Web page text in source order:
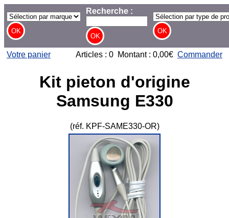
Recherche :
Votre panier Articles : 0 Montant : 0,00€ Commander
Kit pieton d'origine
Samsung E330
(réf. KPF-SAME330-OR)